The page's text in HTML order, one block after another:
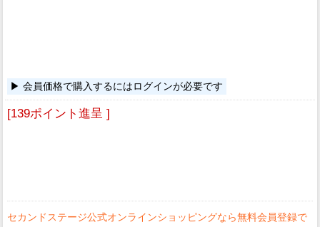
会員価格で購入するにはログインが必要です
[139ポイント進呈 ]